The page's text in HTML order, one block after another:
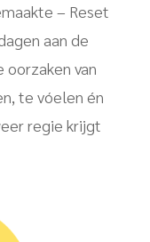
– Reset
aan de
van
te vóelen én
regie krijgt